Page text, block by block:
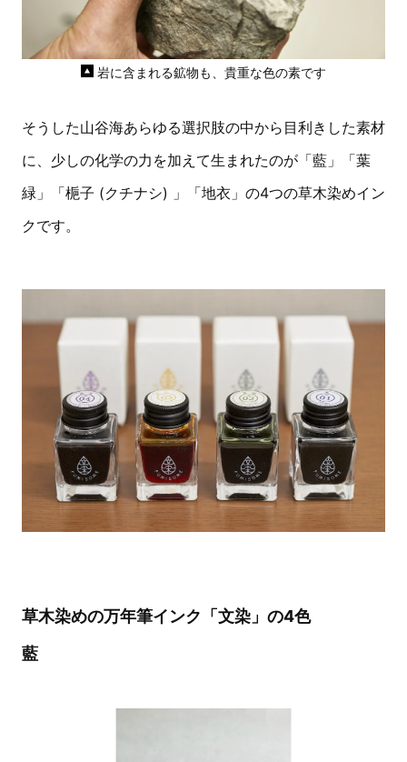
岩に含まれる鉱物も、貴重な色の素です
そうした山谷海あらゆる選択肢の中から目利きした素材
に、少しの化学の力を加えて生まれたのが「藍」「葉
緑」「梔子 (クチナシ) 」「地衣」の4つの草木染めイン
クです。
草木染めの万年筆インク「文染」の4色
藍